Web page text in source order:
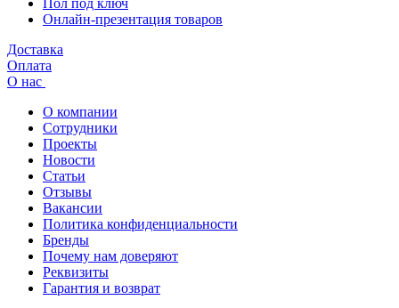
Пол под ключ
Онлайн-презентация товаров
Доставка
Оплата
О нас
О компании
Сотрудники
Проекты
Новости
Статьи
Отзывы
Вакансии
Политика конфиденциальности
Бренды
Почему нам доверяют
Реквизиты
Гарантия и возврат